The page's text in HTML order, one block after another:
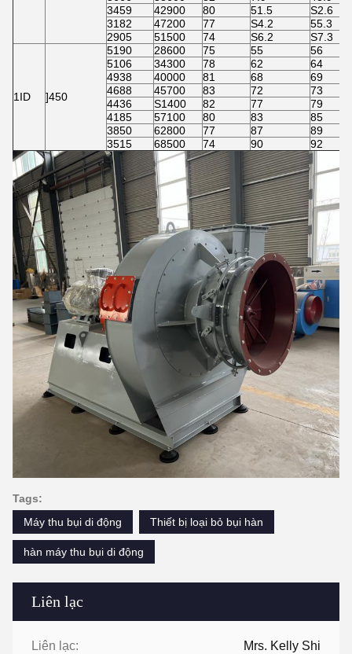
Liên lạc
Liên lạc: Mrs. Kelly Shi
3459
42900 80 51.5
S2.6
3182
47200 77 S4.2
55.3
2905
51500 74 S6.2 S7.3
1ID ]450
5190 28600 75 55
56
5106
34300 78 62
64
4938
40000 81 68
69
4688
45700 83 72
73
4436
S1400 82 77
79
4185
57100 80 83
85
3850
62800 77 87
89
3515
68500 74 90 92
Tags:
Máy thu bụi di động
Thiết bị loại bỏ bụi hàn
hàn máy thu bụi di động